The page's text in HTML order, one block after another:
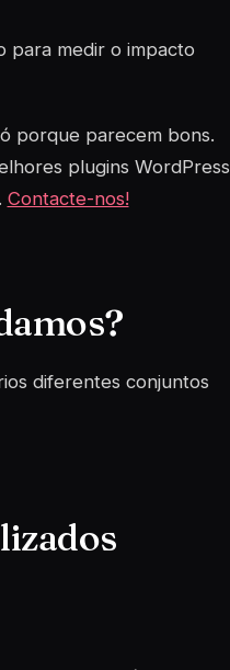
para medir o impacto
porque parecem bons.
plugins WordPress
Contacte-nos!
diferentes conjuntos